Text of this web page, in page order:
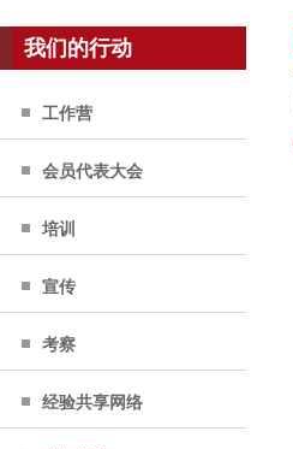
我们的行动
工作营
会员代表大会
培训
宣传
考察
经验共享网络